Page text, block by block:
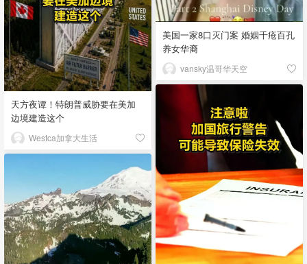
美国一家8口灭门案 婚姻千疮百孔
养女华裔
vansky温哥华天空
天方夜谭！特朗普威胁要在美加
边境建造这个
Westca加拿大生活